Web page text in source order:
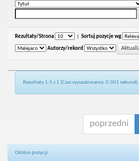
Rezultaty/Strona Sortuj pozycje wg
Autorzy/rekord
Rezultaty 1-1 z 1 (Czas wyszukiwania: 0.001 sekund).
poprzedni
Odsłon pozycji: